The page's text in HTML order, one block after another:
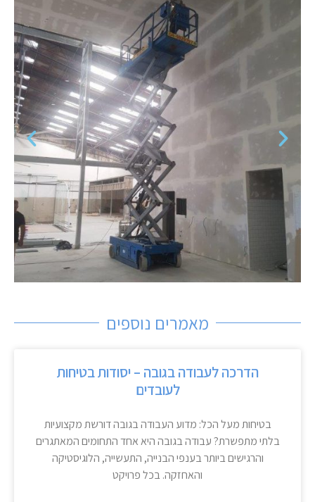
מאמרים נוספים
הדרכה לעבודה בגובה – יסודות בטיחות
לעובדים
בטיחות מעל הכל: מדוע העבודה בגובה דורשת מקצועיות
בלתי מתפשרת? עבודה בגובה היא אחד התחומים המאתגרים
והרגישים ביותר בענפי הבנייה, התעשייה, הלוגיסטיקה
והאחזקה. בכל פרויקט